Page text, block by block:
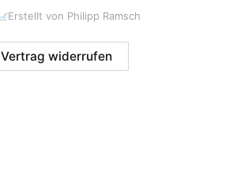
Erstellt von Philipp Ramsch
Vertrag widerrufen